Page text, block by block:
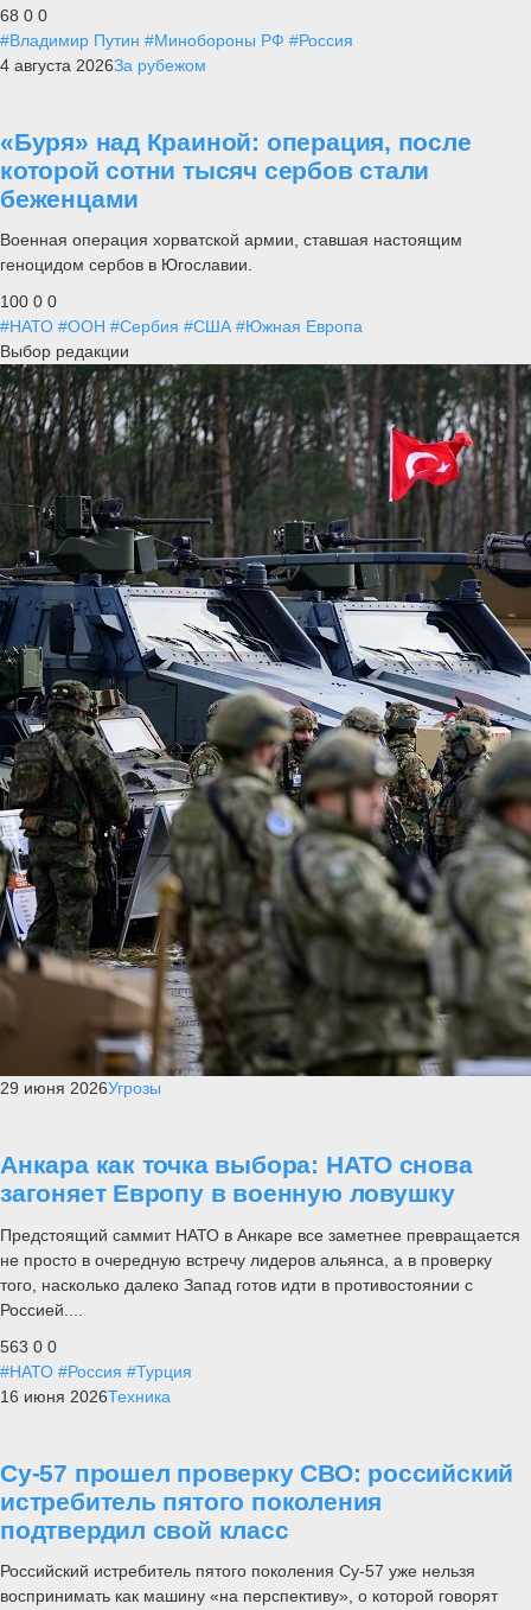
68 0 0
#Владимир Путин #Минобороны РФ #Россия
4 августа 2026За рубежом
«Буря» над Краиной: операция, после
которой сотни тысяч сербов стали
беженцами
Военная операция хорватской армии, ставшая настоящим
геноцидом сербов в Югославии.
100 0 0
#НАТО #ООН #Сербия #США #Южная Европа
Выбор редакции
29 июня 2026Угрозы
Анкара как точка выбора: НАТО снова
загоняет Европу в военную ловушку
Предстоящий саммит НАТО в Анкаре все заметнее превращается
не просто в очередную встречу лидеров альянса, а в проверку
того, насколько далеко Запад готов идти в противостоянии с
Россией....
563 0 0
#НАТО #Россия #Турция
16 июня 2026Техника
Су-57 прошел проверку СВО: российский
истребитель пятого поколения
подтвердил свой класс
Российский истребитель пятого поколения Су-57 уже нельзя
воспринимать как машину «на перспективу», о которой говорят